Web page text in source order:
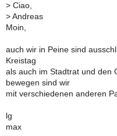
> Ciao,
> Andreas
Moin,
auch wir in Peine sind
Kreistag
als auch im Stadtrat und den
bewegen sind wir
mit verschiedenen anderen
lg
max